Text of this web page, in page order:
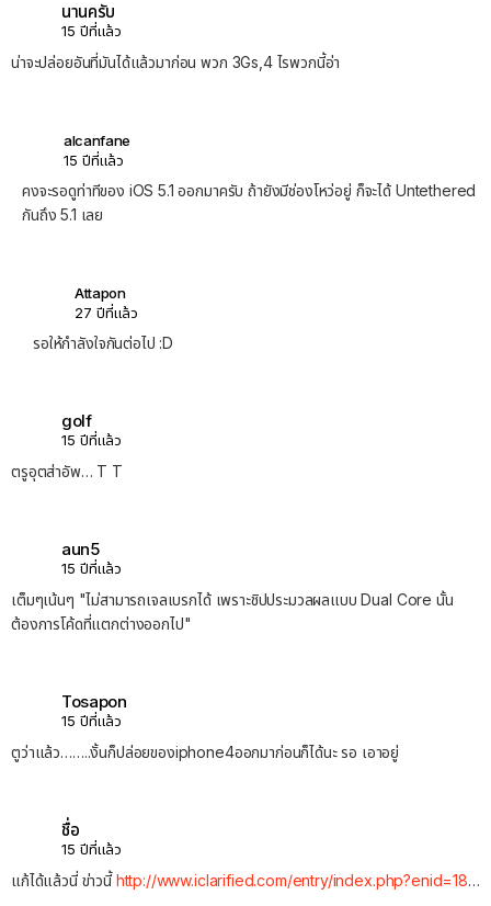
นานครับ
15 ปีที่แล้ว
น่าจะปล่อยอันที่มันได้แล้วมาก่อน พวก 3Gs,4 ไรพวกนี้อ่า
alcanfane
15 ปีที่แล้ว
คงจะรอดูท่าทีของ iOS 5.1 ออกมาครับ ถ้ายังมีช่องโหว่อยู่ ก็จะได้ Untethered
กันถึง 5.1 เลย
Attapon
27 ปีที่แล้ว
รอให้กำลังใจกันต่อไป ​:D
golf
15 ปีที่แล้ว
ตรูอุตส่าอัพ… T T
aun5
15 ปีที่แล้ว
เต็มๆเน้นๆ "ไม่สามารถเจลเบรกได้ เพราะชิปประมวลผลแบบ Dual Core นั้น
ต้องการโค้ดที่แตกต่างออกไป"
Tosapon
15 ปีที่แล้ว
ตูว่าแล้ว……..งั้นก็ปล่อยของiphone4ออกมาก่อนก็ได้นะ รอ เอาอยู่
ชื่อ
15 ปีที่แล้ว
แก้ได้แล้วนี่ ข่าวนี้ http://www.iclarified.com/entry/index.php?enid=18…